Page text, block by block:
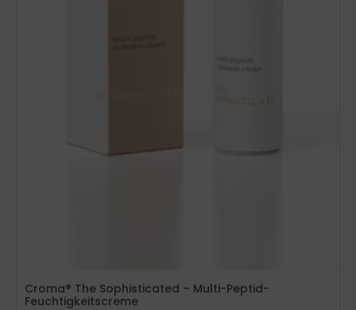
Croma® The Sophisticated – Multi-Peptid-
Feuchtigkeitscreme